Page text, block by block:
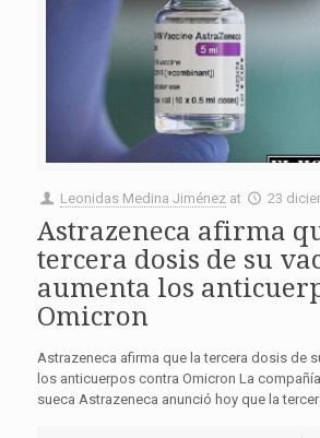
Leonidas Medina Jiménez at 23
Astrazeneca afirma
tercera dosis de su
aumenta los
Omicron
Astrazeneca afirma que la tercera dosis de
los anticuerpos contra Omicron La
sueca Astrazeneca anunció hoy que la